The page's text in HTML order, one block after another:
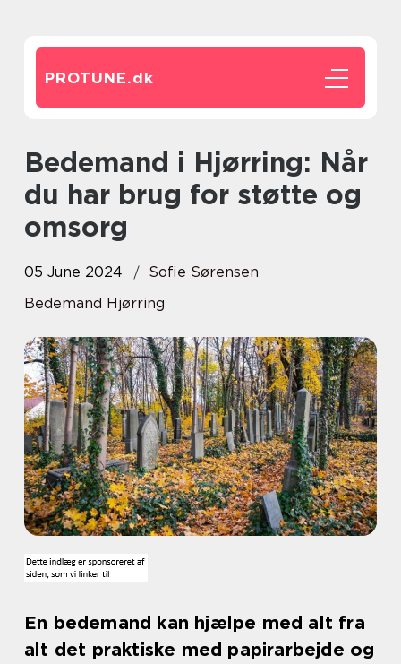
PROTUNE.dk
Bedemand i Hjørring: Når
du har brug for støtte og
omsorg
05 June 2024
Sofie Sørensen
Bedemand Hjørring
En bedemand kan hjælpe med alt fra
alt det praktiske med papirarbejde og